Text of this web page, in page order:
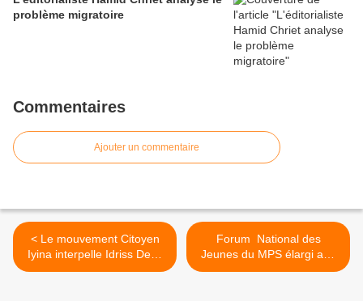
problème migratoire
Commentaires
Ajouter un commentaire
< Le mouvement Citoyen
Iyina interpelle Idriss Deby
sur la situation tragique des
Forum National des
Jeunes du MPS élargi aux
Jeunes des Partis alliés >